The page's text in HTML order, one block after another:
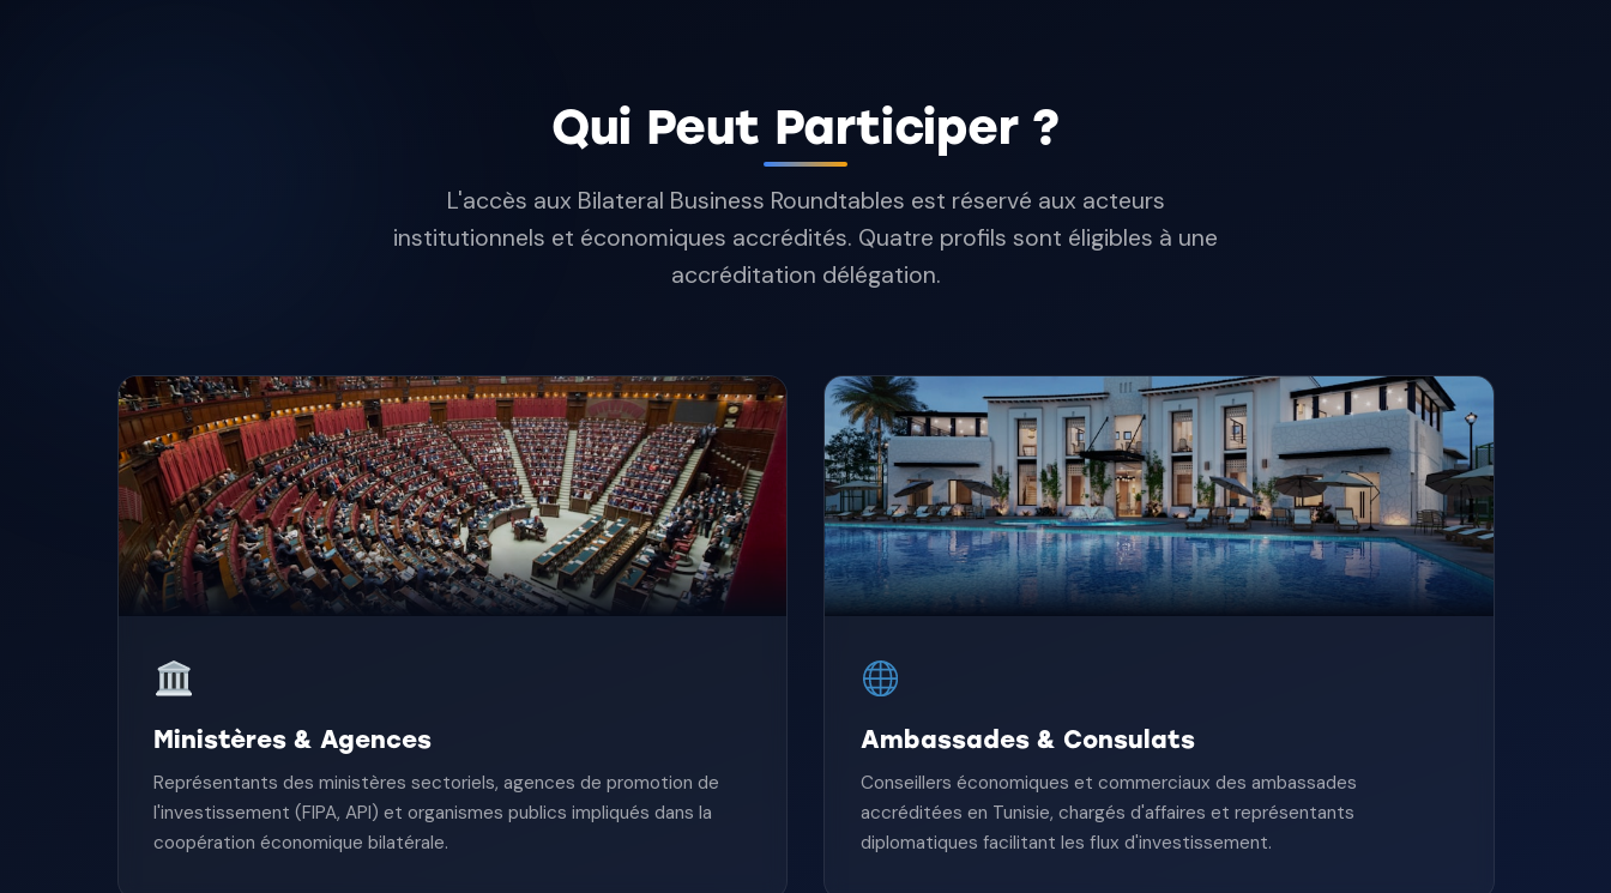
Qui Peut Participer ?
L'accès aux Bilateral Business Roundtables est réservé aux acteurs
institutionnels et économiques accrédités. Quatre profils sont éligibles à une
accréditation délégation.
Ministères & Agences
Représentants des ministères sectoriels, agences de promotion de
l'investissement (FIPA, API) et organismes publics impliqués dans la
coopération économique bilatérale.
Ambassades & Consulats
Conseillers économiques et commerciaux des ambassades
accréditées en Tunisie, chargés d'affaires et représentants
diplomatiques facilitant les flux d'investissement.